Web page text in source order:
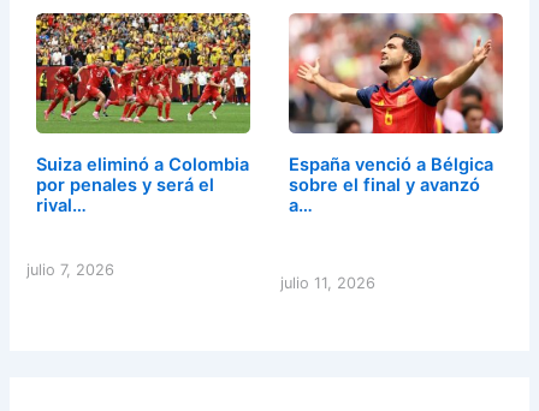
Suiza eliminó a Colombia
por penales y será el
rival…
julio 7, 2026
España venció a Bélgica
sobre el final y avanzó
a…
julio 11, 2026